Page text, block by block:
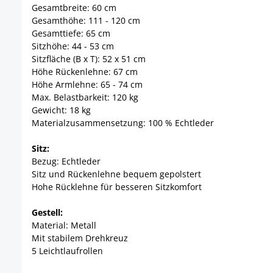
Gesamtbreite: 60 cm
Gesamthöhe: 111 - 120 cm
Gesamttiefe: 65 cm
Sitzhöhe: 44 - 53 cm
Sitzfläche (B x T): 52 x 51 cm
Höhe Rückenlehne: 67 cm
Höhe Armlehne: 65 - 74 cm
Max. Belastbarkeit: 120 kg
Gewicht: 18 kg
Materialzusammensetzung: 100 % Echtleder
Sitz:
Bezug: Echtleder
Sitz und Rückenlehne bequem gepolstert
Hohe Rücklehne für besseren Sitzkomfort
Gestell:
Material: Metall
Mit stabilem Drehkreuz
5 Leichtlaufrollen